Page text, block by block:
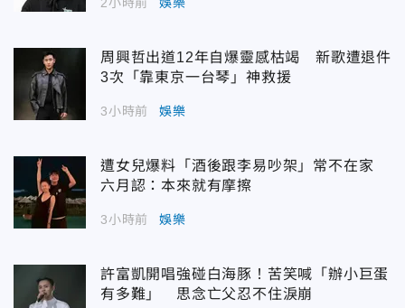
周興哲出道12年自爆靈感枯竭 新歌遭退件
3次「靠東京一台琴」神救援
3小時前 娛樂
遭女兒爆料「酒後跟李易吵架」常不在家
六月認：本來就有摩擦
3小時前 娛樂
許富凱開唱強碰白海豚！苦笑喊「辦小巨蛋
有多難」 思念亡父忍不住淚崩